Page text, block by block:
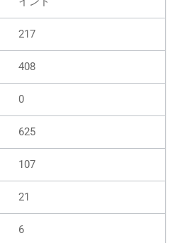
217
408
0
625
107
21
6